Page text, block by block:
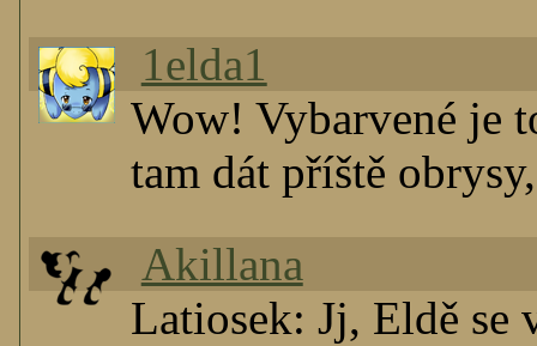
1elda1
Wow! Vybarvené je
tam dát příště
Akillana
Latiosek: Jj, Eldě se